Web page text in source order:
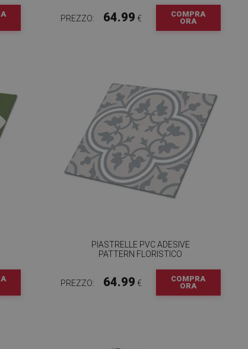
PREZZO: 64.99 €
COMPRA
ORA
PIASTRELLE PVC ADESIVE
PATTERN FLORISTICO
PREZZO: 64.99 €
COMPRA
ORA